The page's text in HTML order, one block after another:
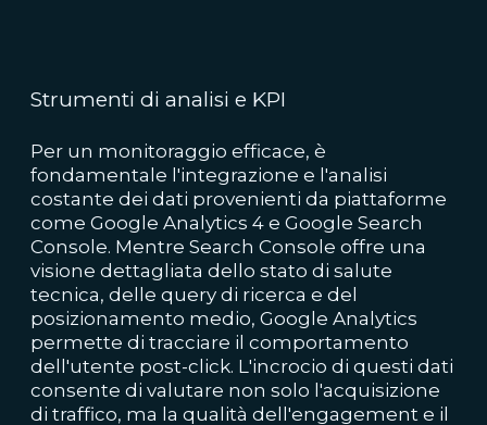
Strumenti di analisi e KPI
Per un monitoraggio efficace, è
fondamentale l'integrazione e l'analisi
costante dei dati provenienti da piattaforme
come Google Analytics 4 e Google Search
Console. Mentre Search Console offre una
visione dettagliata dello stato di salute
tecnica, delle query di ricerca e del
posizionamento medio, Google Analytics
permette di tracciare il comportamento
dell'utente post-click. L'incrocio di questi dati
consente di valutare non solo l'acquisizione
di traffico, ma la qualità dell'engagement e il